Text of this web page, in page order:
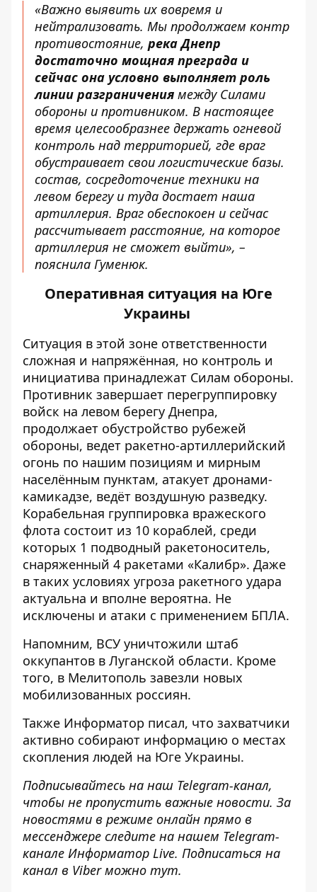
«Важно выявить их вовремя и
нейтрализовать. Мы продолжаем контр
противостояние, река Днепр
достаточно мощная преграда и
сейчас она условно выполняет роль
линии разграничения между Силами
обороны и противником. В настоящее
время целесообразнее держать огневой
контроль над территорией, где враг
обустраивает свои логистические базы.
состав, сосредоточение техники на
левом берегу и туда достает наша
артиллерия. Враг обеспокоен и сейчас
рассчитывает расстояние, на которое
артиллерия не сможет выйти», –
пояснила Гуменюк.
Оперативная ситуация на Юге
Украины
Ситуация в этой зоне ответственности
сложная и напряжённая, но контроль и
инициатива принадлежат Силам обороны.
Противник завершает перегруппировку
войск на левом берегу Днепра,
продолжает обустройство рубежей
обороны, ведет ракетно-артиллерийский
огонь по нашим позициям и мирным
населённым пунктам, атакует дронами-
камикадзе, ведёт воздушную разведку.
Корабельная группировка вражеского
флота состоит из 10 кораблей, среди
которых 1 подводный ракетоноситель,
снаряженный 4 ракетами «Калибр». Даже
в таких условиях угроза ракетного удара
актуальна и вполне вероятна. Не
исключены и атаки с применением БПЛА.
Напомним, ВСУ уничтожили штаб
оккупантов в Луганской области. Кроме
того, в Мелитополь завезли новых
мобилизованных россиян.
Также Информатор писал, что захватчики
активно собирают информацию о местах
скопления людей на Юге Украины.
Подписывайтесь на наш Telegram-канал,
чтобы не пропустить важные новости. За
новостями в режиме онлайн прямо в
мессенджере следите на нашем Telegram-
канале Информатор Live. Подписаться на
канал в Viber можно тут.